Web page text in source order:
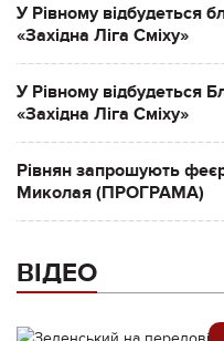
У Рівному відбудеться
«Західна Ліга Сміху»
У Рівному відбудеться
«Західна Ліга Сміху»
Рівнян запрошують
Миколая (ПРОГРАМА)
ВІДЕО